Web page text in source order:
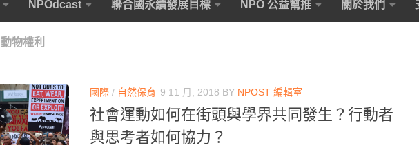
NPOdcast 聯合國永續發展目標 NPO 公益幫推 關於我們
動物權利
國際 / 自然保育 9 11 月, 2018 BY NPOST 編輯室
社會運動如何在街頭與學界共同發生？行動者
與思考者如何協力？